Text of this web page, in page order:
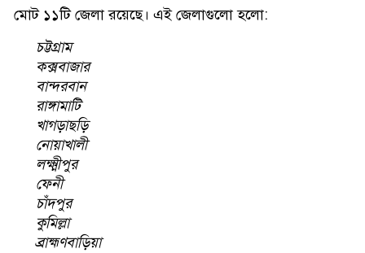
মোট ১১টি জেলা রয়েছে। এই জেলাগুলো হলো:
চট্টগ্রাম
কক্সবাজার
বান্দরবান
রাঙ্গামাটি
খাগড়াছড়ি
নোয়াখালী
লক্ষ্মীপুর
ফেনী
চাঁদপুর
কুমিল্লা
ব্রাহ্মণবাড়িয়া